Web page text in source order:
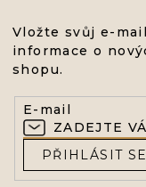
Vložte svůj e-
informace o
shopu.
E-mail
PŘIHLÁSIT